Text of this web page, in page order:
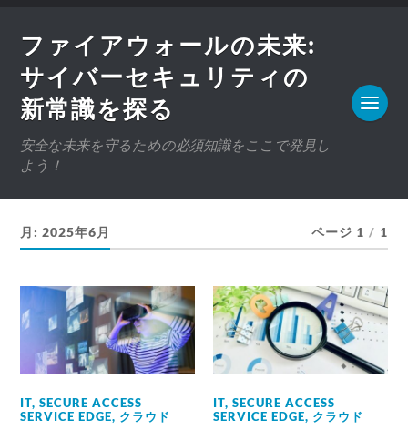
ファイアウォールの未来:
サイバーセキュリティの
新常識を探る
安全な未来を守るための必須知識をここで発見し
よう！
月:2025年6月 ページ 1 / 1
IT,SECURE ACCESS
SERVICE EDGE, クラウド
IT,SECURE ACCESS
SERVICE EDGE, クラウド